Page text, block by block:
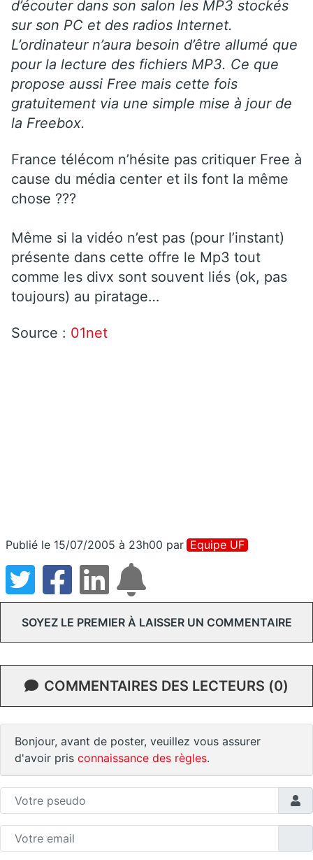
d’écouter dans son salon les MP3 stockés
sur son PC et des radios Internet.
L’ordinateur n’aura besoin d’être allumé que
pour la lecture des fichiers MP3. Ce que
propose aussi Free mais cette fois
gratuitement via une simple mise à jour de
la Freebox.
France télécom n’hésite pas critiquer Free à
cause du média center et ils font la même
chose ???
Même si la vidéo n’est pas (pour l’instant)
présente dans cette offre le Mp3 tout
comme les divx sont souvent liés (ok, pas
toujours) au piratage…
Source : 01net
Publié le 15/07/2005 à 23h00 par Equipe UF
SOYEZ LE PREMIER À LAISSER UN COMMENTAIRE
COMMENTAIRES DES LECTEURS (0)
Bonjour, avant de poster, veuillez vous assurer
d'avoir pris connaissance des règles.